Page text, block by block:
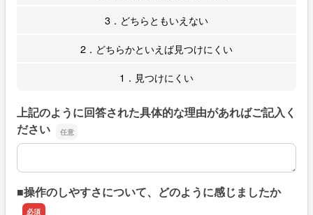
3．どちらともいえない
2．どちらかといえば見つけにくい
1．見つけにくい
上記のように回答された具体的な理由があればご記入く
ださい
上記のように回答された具体的な理由があればご記入くだ
■操作のしやすさについて、どのように感じましたか